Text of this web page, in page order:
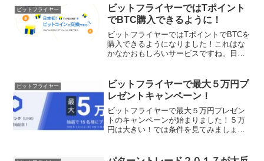
は、「機能を分離して徹底する」という
ことらしいです。ホールディ...
ビットフライヤー
ビットフライヤーではTポイント
でBTC購入できるように！
ビットフライヤーではTポイントでBTCを
購入できるようになりました！これはな
かなかおもしろいサービスですね。日本
ト＝BTC８５円分」あれ？かなりレート
が悪いです。Tポ...
ビットフライヤー
ビットフライヤーで最大５万円プ
レゼントキャンペーン！
ビットフライヤーで最大５万円プレゼン
トのキャンペーンが始まりました！５万
円は大きい！では条件を見てみましょ
円未満なら、抽選で１０人に１万円。５